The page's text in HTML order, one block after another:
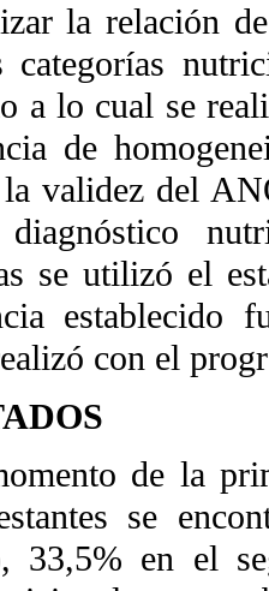
la relación
categorías
a lo cual se
de
la validez del
se utilizó el
establecido
con el
de la
se
33,5% en el